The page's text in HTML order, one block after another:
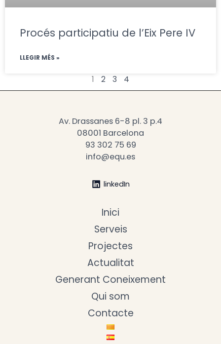
Procés participatiu de l’Eix Pere IV
LLEGIR MÉS »
1 2 3 4
Av. Drassanes 6-8 pl. 3 p.4
08001 Barcelona
93 302 75 69
info@equ.es
linkedIn
Inici
Serveis
Projectes
Actualitat
Generant Coneixement
Qui som
Contacte